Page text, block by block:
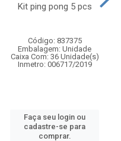
Kit ping pong 5 pcs
Código: 837375
Embalagem: Unidade
Caixa Com: 36 Unidade(s)
Inmetro: 006717/2019
Faça seu login ou
cadastre-se para
comprar.